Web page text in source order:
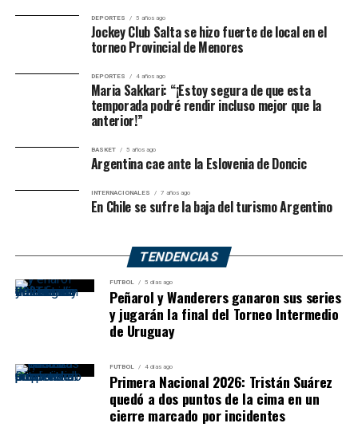
DEPORTES 5 años ago
Jockey Club Salta se hizo fuerte de local en el
torneo Provincial de Menores
DEPORTES 4 años ago
Maria Sakkari: “¡Estoy segura de que esta
temporada podré rendir incluso mejor que la
anterior!”
BASKET 5 años ago
Argentina cae ante la Eslovenia de Doncic
INTERNACIONALES 7 años ago
En Chile se sufre la baja del turismo Argentino
TENDENCIAS
FUTBOL 5 días ago
Peñarol y Wanderers ganaron sus series
y jugarán la final del Torneo Intermedio
de Uruguay
FUTBOL 4 días ago
Primera Nacional 2026: Tristán Suárez
quedó a dos puntos de la cima en un
cierre marcado por incidentes